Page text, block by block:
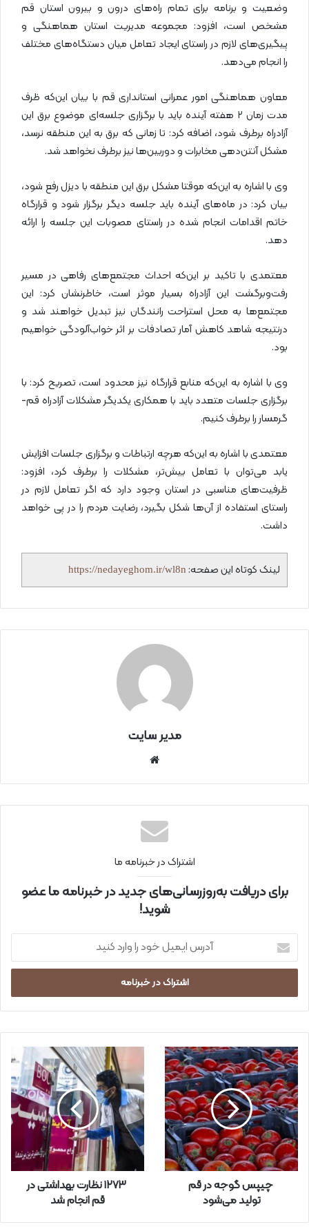
وضعیت و برنامه برای تمام راه‌های درون و بیرون استان قم
مشخص است، افزود: مجموعه مدیریت استان هماهنگی و
پیگیری‌های لازم در راستای ایجاد تعامل میان دستگاه‌های مختلف
را انجام می‌دهد.
معاون هماهنگی امور عمرانی استانداری قم با بیان این‌که ظرف
مدت‌ زمان ۲ هفته آینده باید با برگزاری جلسه‌ای موضوع برق این
آزادراه برطرف شود، اضافه کرد: تا زمانی که برق به این منطقه نرسد،
مشکل آنتن‌دهی مخابرات و دوربین‌ها نیز برطرف نخواهد شد.
وی با اشاره به این‌که موقتا مشکل برق این منطقه با دیزل رفع شود،
بیان کرد: در ماه‌های آینده باید جلسه دیگر برگزار شود و قرارگاه
خاتم اقدامات انجام‌ شده در راستای مصوبات این جلسه را ارائه
دهد.
معتمدی با تاکید بر این‌که احداث مجتمع‌های رفاهی در مسیر
رفت‌وبرگشت این آزادراه بسیار موثر است، خاطرنشان کرد: این
مجتمع‌ها به محل استراحت رانندگان نیز تبدیل خواهند شد و
درنتیجه شاهد کاهش آمار تصادفات بر اثر خواب‌آلودگی خواهیم
بود.
وی با اشاره به این‌که منابع قرارگاه نیز محدود است، تصریح کرد: با
برگزاری جلسات متعدد باید با همکاری یکدیگر مشکلات آزادراه قم-
گرمسار را برطرف کنیم.
معتمدی با اشاره به این‌که هرچه ارتباطات و برگزاری جلسات افزایش
یابد می‌توان با تعامل بیش‌تر، مشکلات را برطرف کرد، افزود:
ظرفیت‌های مناسبی در استان وجود دارد که اگر تعامل لازم در
راستای استفاده از آن‌ها شکل بگیرد، رضایت مردم را در پی خواهد
داشت.
لینک کوتاه این صفحه: https://nedayeghom.ir/wl8n
مدیر سایت
نتی
اشتراک در خبرنامه ما
برای دریافت به‌روزرسانی‌های جدید در خبرنامه ما عضو
شوید!
ر
ا
ی
ل
خ
و
د
ر
ا
و
ا
ر
چیپس گوجه در قم
تولید می‌شود
۱۲۷۳ نظارت بهداشتی در
قم انجام شد